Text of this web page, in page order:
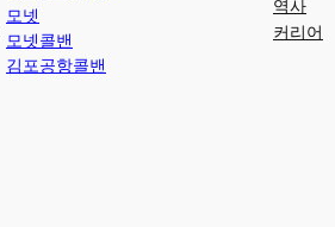
모넷
모넷콜밴
김포공항콜밴
역사
커리어